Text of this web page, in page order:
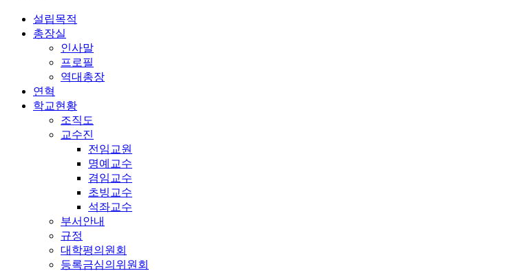
설립목적
총장실
인사말
프로필
역대총장
연혁
학교현황
조직도
교수진
전임교원
명예교수
겸임교수
초빙교수
석좌교수
부서안내
규정
대학평의원회
등록금심의위원회